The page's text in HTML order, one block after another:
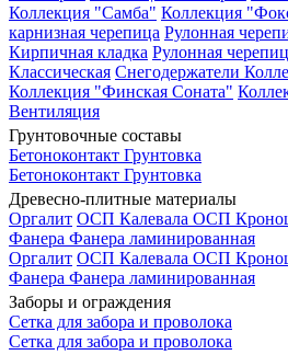
Коллекция "Самба" Коллекция
карнизная черепица Рулонная
Кирпичная кладка Рулонная
Классическая Снегодержатели
Коллекция "Финская Соната"
Вентиляция
Грунтовочные составы
Бетоноконтакт Грунтовка
Бетоноконтакт Грунтовка
Древесно-плитные материалы
Оргалит ОСП Калевала ОСП
Фанера Фанера ламинированная
Оргалит ОСП Калевала ОСП
Фанера Фанера ламинированная
Заборы и ограждения
Сетка для забора и проволока
Сетка для забора и проволока